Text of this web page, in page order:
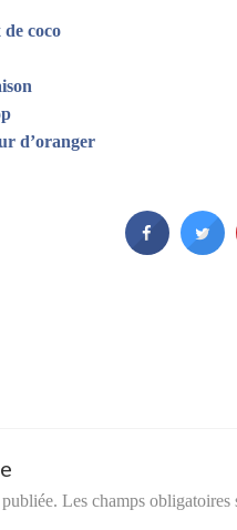
de coco
d’oranger
Les champs obligatoires